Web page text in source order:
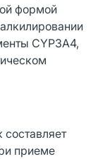
формой
CYP3A4,
приеме